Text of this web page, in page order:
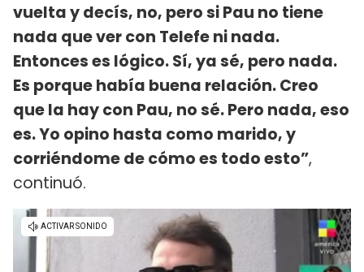
vuelta y decís, no, pero si Pau no tiene
nada que ver con Telefe ni nada.
Entonces es lógico. Sí, ya sé, pero nada.
Es porque había buena relación. Creo
que la hay con Pau, no sé. Pero nada, eso
es. Yo opino hasta como marido, y
corriéndome de cómo es todo esto”,
continuó.